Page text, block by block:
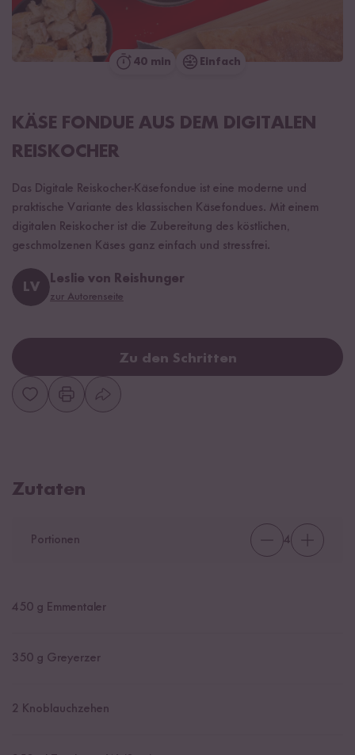
40 min Einfach
KÄSE FONDUE AUS DEM DIGITALEN
REISKOCHER
Das Digitale Reiskocher-Käsefondue ist eine moderne und
praktische Variante des klassischen Käsefondues. Mit einem
digitalen Reiskocher ist die Zubereitung des köstlichen,
geschmolzenen Käses ganz einfach und stressfrei.
LV
Leslie von Reishunger
zur Autorenseite
Zu den Schritten
Zutaten
Portionen 4
450 g Emmentaler
350 g Greyerzer
2 Knoblauchzehen